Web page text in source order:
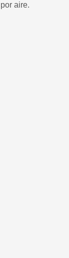
aire.